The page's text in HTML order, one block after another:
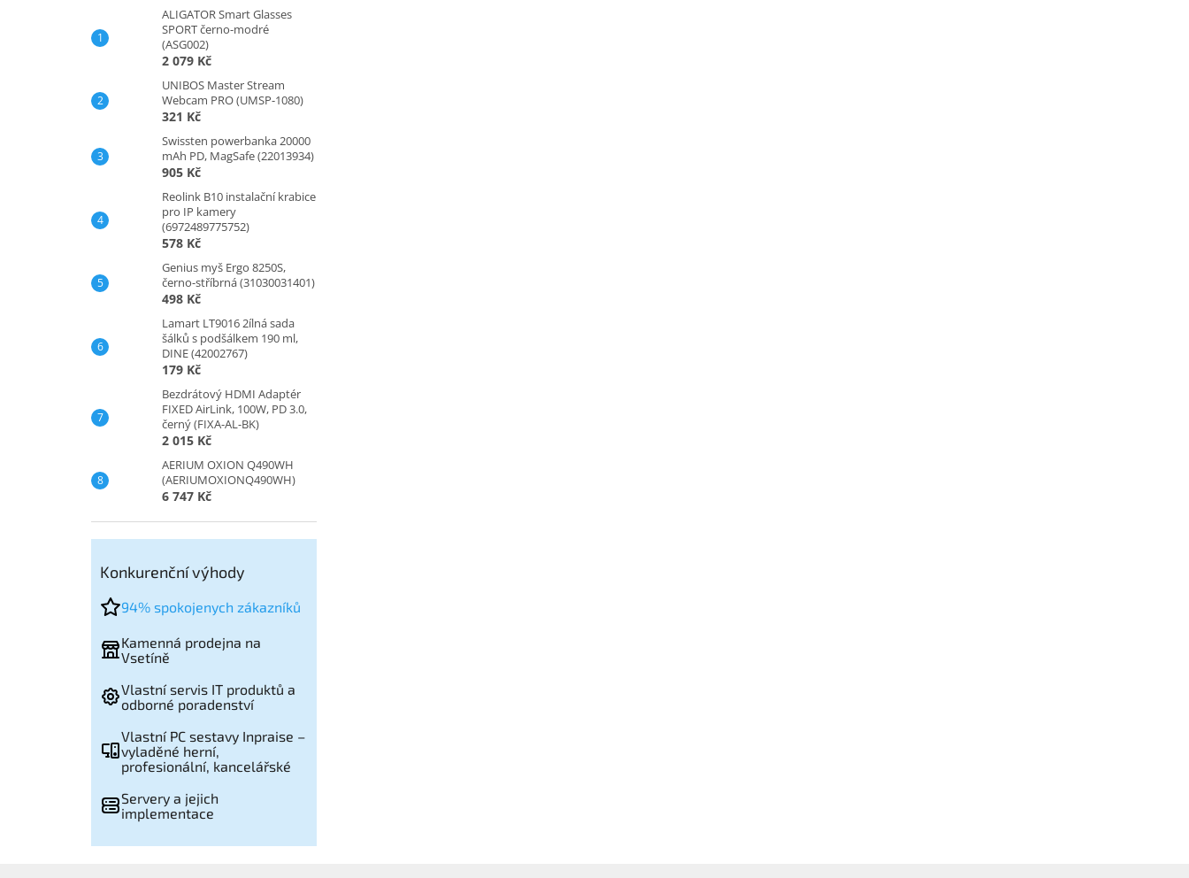
ALIGATOR Smart Glasses
SPORT černo-modré
(ASG002)
2 079 Kč
UNIBOS Master Stream
Webcam PRO (UMSP-1080)
321 Kč
Swissten powerbanka 20000
mAh PD, MagSafe (22013934)
905 Kč
Reolink B10 instalační krabice
pro IP kamery
(6972489775752)
578 Kč
Genius myš Ergo 8250S,
černo-stříbrná (31030031401)
498 Kč
Lamart LT9016 2ílná sada
šálků s podšálkem 190 ml,
DINE (42002767)
179 Kč
Bezdrátový HDMI Adaptér
FIXED AirLink, 100W, PD 3.0,
černý (FIXA-AL-BK)
2 015 Kč
AERIUM OXION Q490WH
(AERIUMOXIONQ490WH)
6 747 Kč
Konkurenční výhody
94% spokojenych zákazníků
Kamenná prodejna na
Vsetíně
Vlastní servis IT produktů a
odborné poradenství
Vlastní PC sestavy Inpraise –
vyladěné herní,
profesionální, kancelářské
Servery a jejich
implementace